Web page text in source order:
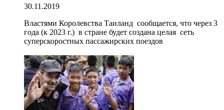
30.11.2019
Властями Королевства Таиланд сообщается, что через 3
года (к 2023 г.) в стране будет создана целая сеть
суперскоростных пассажирских поездов